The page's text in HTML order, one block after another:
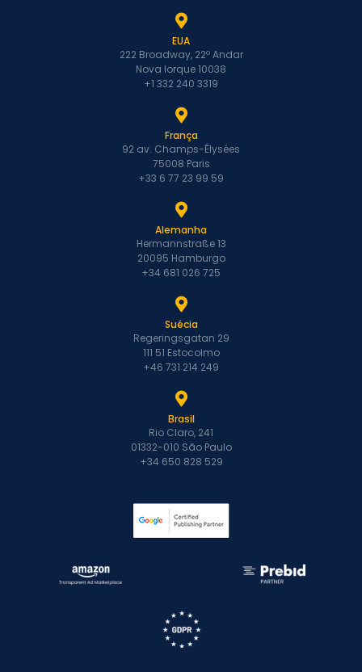
EUA
222 Broadway, 22º Andar
Nova Iorque 10038
+1 332 240 3319
França
92 av. Champs-Élysées
75008 Paris
+33 6 77 23 99 59
Alemanha
Hermannstraße 13
20095 Hamburgo
+34 681 026 725
Suécia
Regeringsgatan 29
111 51 Estocolmo
+46 731 214 249
Brasil
Rio Claro, 241
01332-010 São Paulo
+34 650 828 529